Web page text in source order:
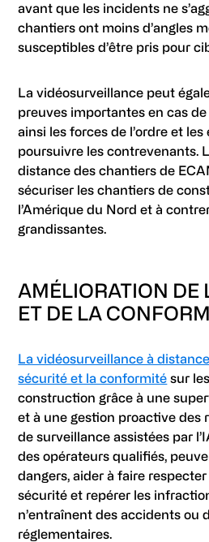
avant que les incidents ne
chantiers ont moins d’angles
susceptibles d’être pris pour
La vidéosurveillance peut
preuves importantes en cas
ainsi les forces de l’ordre et
poursuivre les contrevenants.
distance des chantiers de
sécuriser les chantiers de
l’Amérique du Nord et à
grandissantes.
AMÉLIORATION DE
ET DE LA
La vidéosurveillance à
sécurité et la conformité sur
construction grâce à une
et à une gestion proactive des
de surveillance assistées par
des opérateurs qualifiés,
dangers, aider à faire
sécurité et repérer les
n’entraînent des accidents ou
réglementaires.